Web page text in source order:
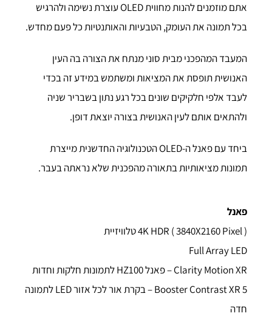
אתם מוזמנים להנות מחווית OLED עוצרת נשימה ולהרגיש
בכל תמונה את העומק, הטבעיות והאותנטיות כל פעם מחדש.
המעבד המהפכני מבית סוני מנתח את הצורה בה העין
האנושית תופסת את המציאות ומשתמש במידע זה בכדי
לעבד אלפי חלקיקים שונים בכל רגע נתון בשבריר שניה
ולהתאים אותם לעין האנושית בצורה יוצאת דופן.
ביחד עם פאנל ה-OLED הטכנולוגיה החדשנית מייצרת
תמונות מציאותיות בתאורה מהפכנית שלא נראתה בעבר.
פאנל
4K HDR ( 3840X2160 Pixel ) טלוויזיית
Full Array LED
Clarity Motion XR – פאנל HZ100 לתמונות חלקות וחדות
5 Booster Contrast XR – בקרת אור לכל אזור LED לתמונה
חדה